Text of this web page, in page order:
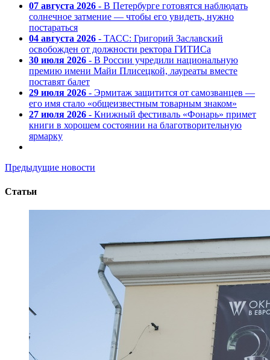
07 августа 2026 - В Петербурге готовятся наблюдать
солнечное затмение — чтобы его увидеть, нужно
постараться
04 августа 2026 - ТАСС: Григорий Заславский
освобожден от должности ректора ГИТИСа
30 июля 2026 - В России учредили национальную
премию имени Майи Плисецкой, лауреаты вместе
поставят балет
29 июля 2026 - Эрмитаж защитится от самозванцев —
его имя стало «общеизвестным товарным знаком»
27 июля 2026 - Книжный фестиваль «Фонарь» примет
книги в хорошем состоянии на благотворительную
ярмарку
Предыдущие новости
Статьи